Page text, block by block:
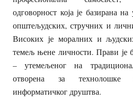
одговорност која је базирана
општељудских, стручних и
Високих је моралних и
темељ њене личности. Прави је
– утемељеног на
отворена за технолошке
информатичког друштва.